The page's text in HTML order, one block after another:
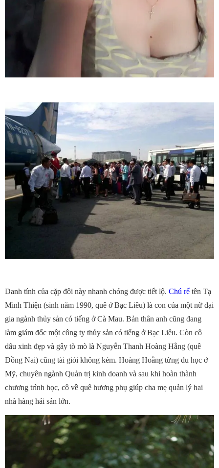
Danh tính của cặp đôi này nhanh chóng được tiết lộ. Chú rể tên Tạ
Minh Thiện (sinh năm 1990, quê ở Bạc Liêu) là con của một nữ đại
gia ngành thủy sản có tiếng ở Cà Mau. Bản thân anh cũng đang
làm giám đốc một công ty thủy sản có tiếng ở Bạc Liêu. Còn cô
dâu xinh đẹp và gây tò mò là Nguyễn Thanh Hoàng Hằng (quê
Đồng Nai) cũng tài giỏi không kém. Hoàng Hoằng từng du học ở
Mỹ, chuyên ngành Quản trị kinh doanh và sau khi hoàn thành
chương trình học, cô về quê hương phụ giúp cha mẹ quản lý hai
nhà hàng hải sản lớn.